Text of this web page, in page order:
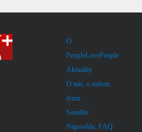
O
PeopleLovePeople
Aktuality
O nás, o našem
týmu
Soutěže
Nápověda, FAQ